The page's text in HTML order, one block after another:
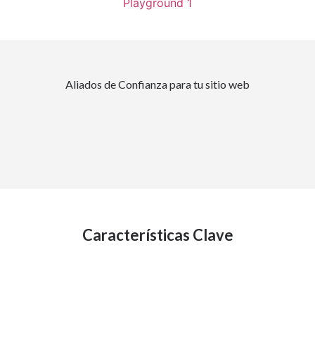
Aliados de Confianza para tu sitio web
Características Clave